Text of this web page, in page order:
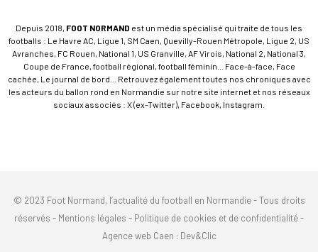
Depuis 2018, FOOT NORMAND est un média spécialisé qui traite de tous les
footballs : Le Havre AC, Ligue 1, SM Caen, Quevilly-Rouen Métropole, Ligue 2, US
Avranches, FC Rouen, National 1, US Granville, AF Virois, National 2, National 3,
Coupe de France, football régional, football féminin... Face-à-face, Face
cachée, Le journal de bord... Retrouvez également toutes nos chroniques avec
les acteurs du ballon rond en Normandie sur notre site internet et nos réseaux
sociaux associés : X (ex-Twitter), Facebook, Instagram.
© 2023 Foot Normand, l’actualité du football en Normandie - Tous droits
réservés - Mentions légales - Politique de cookies et de confidentialité-
Agence web Caen : Dev&Clic